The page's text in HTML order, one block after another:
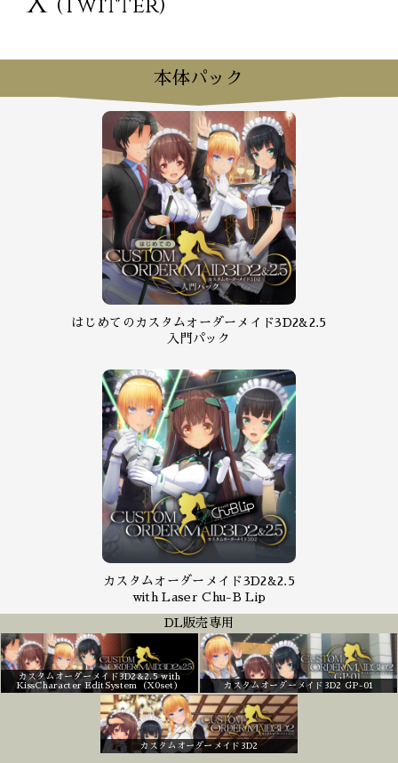
(Twitter)
本体パック
はじめてのカスタムオーダーメイド3D2&2.5
入門パック
カスタムオーダーメイド3D2&2.5
with Laser Chu-B Lip
DL販売専用
カスタムオーダーメイド3D2&2.5 with
KissCharacter EditSystem（X0set）
カスタムオーダーメイド3D2 GP-01
カスタムオーダーメイド3D2